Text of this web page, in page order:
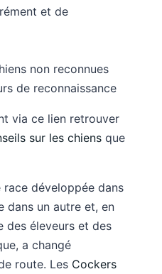
et de
non reconnues
de reconnaissance
via ce lien retrouver
sur les chiens que
race développée dans
dans un autre et, en
des éleveurs et des
a changé
route. Les Cockers